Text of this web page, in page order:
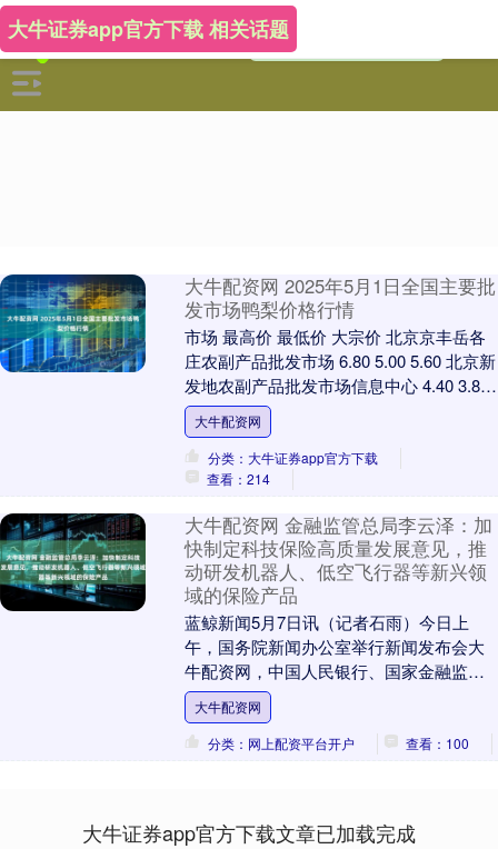
大牛证券app官方下载 相关话题
大牛配资网 2025年5月1日全国主要批
发市场鸭梨价格行情
市场 最高价 最低价 大宗价 北京京丰岳各
庄农副产品批发市场 6.80 5.00 5.60 北京新
发地农副产品批发市场信息中心 4.40 3.80
4.10 北....
大牛配资网
分类：大牛证券app官方下载
查看：214
大牛配资网 金融监管总局李云泽：加
快制定科技保险高质量发展意见，推
动研发机器人、低空飞行器等新兴领
域的保险产品
蓝鲸新闻5月7日讯（记者石雨）今日上
午，国务院新闻办公室举行新闻发布会大
牛配资网，中国人民银行、国家金融监督
管理总局、中国证券监督管理委员会负责
人介绍“一揽子金....
大牛配资网
分类：网上配资平台开户
查看：100
大牛证券app官方下载文章已加载完成